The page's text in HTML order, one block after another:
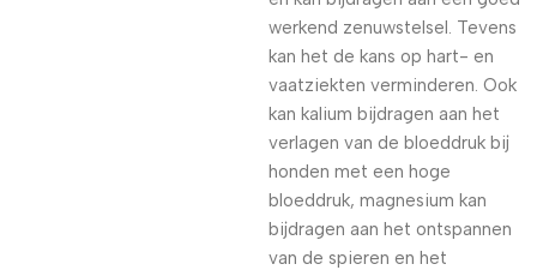
werkend zenuwstelsel. Tevens
kan het de kans op hart- en
vaatziekten verminderen. Ook
kan kalium bijdragen aan het
verlagen van de bloeddruk bij
honden met een hoge
bloeddruk, magnesium kan
bijdragen aan het ontspannen
van de spieren en het